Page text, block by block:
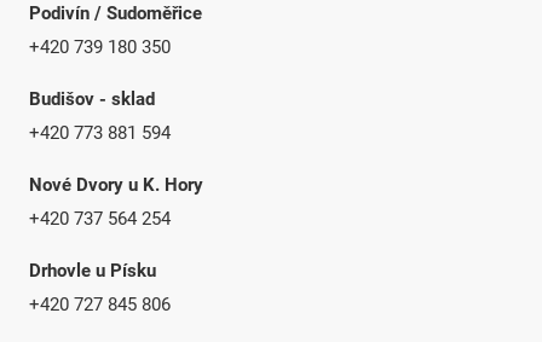
Podivín / Sudoměřice
+420 739 180 350
Budišov - sklad
+420 773 881 594
Nové Dvory u K. Hory
+420 737 564 254
Drhovle u Písku
+420 727 845 806